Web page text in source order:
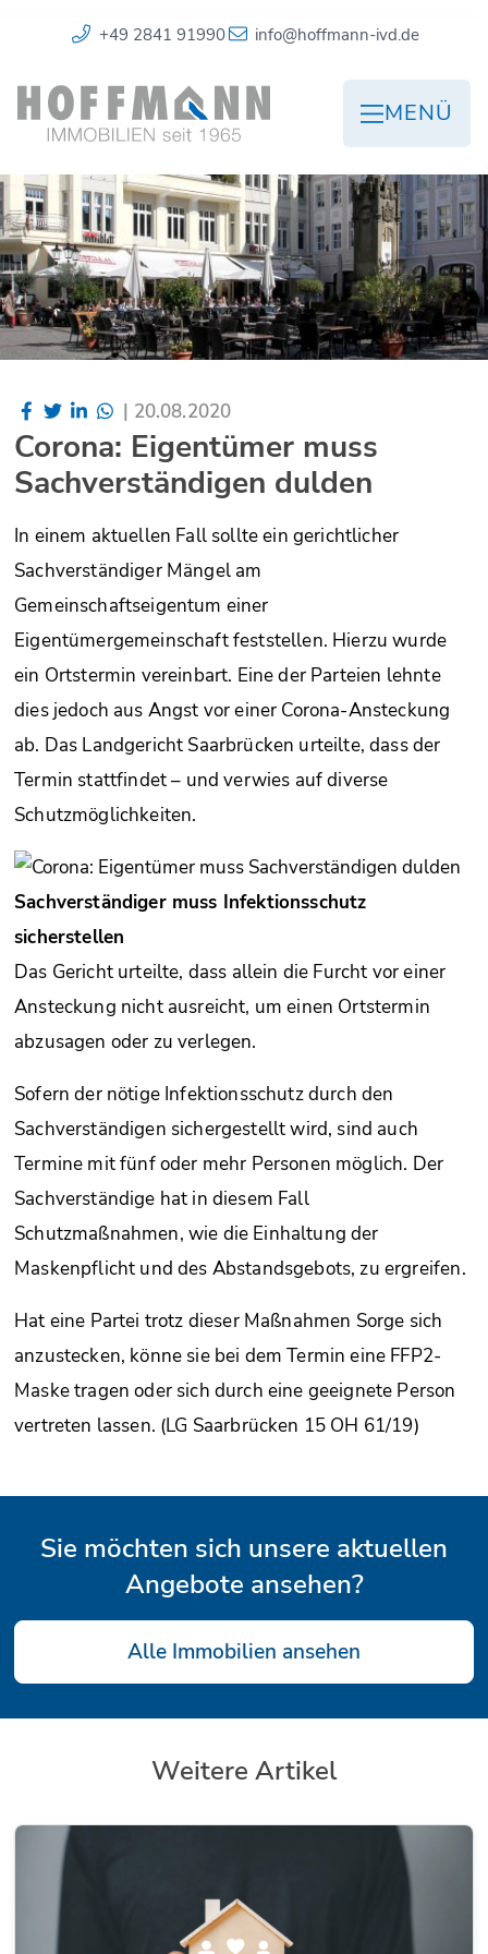
+49 2841 91990 info@hoffmann-ivd.de
MENÜ
| 20.08.2020
Corona: Eigentümer muss
Sachverständigen dulden
In einem aktuellen Fall sollte ein gerichtlicher
Sachverständiger Mängel am
Gemeinschaftseigentum einer
Eigentümergemeinschaft feststellen. Hierzu wurde
ein Ortstermin vereinbart. Eine der Parteien lehnte
dies jedoch aus Angst vor einer Corona-Ansteckung
ab. Das Landgericht Saarbrücken urteilte, dass der
Termin stattfindet – und verwies auf diverse
Schutzmöglichkeiten.
Sachverständiger muss Infektionsschutz
sicherstellen
Das Gericht urteilte, dass allein die Furcht vor einer
Ansteckung nicht ausreicht, um einen Ortstermin
abzusagen oder zu verlegen.
Sofern der nötige Infektionsschutz durch den
Sachverständigen sichergestellt wird, sind auch
Termine mit fünf oder mehr Personen möglich. Der
Sachverständige hat in diesem Fall
Schutzmaßnahmen, wie die Einhaltung der
Maskenpflicht und des Abstandsgebots, zu ergreifen.
Hat eine Partei trotz dieser Maßnahmen Sorge sich
anzustecken, könne sie bei dem Termin eine FFP2-
Maske tragen oder sich durch eine geeignete Person
vertreten lassen. (LG Saarbrücken 15 OH 61/19)
Sie möchten sich unsere aktuellen
Angebote ansehen?
Alle Immobilien ansehen
Weitere Artikel